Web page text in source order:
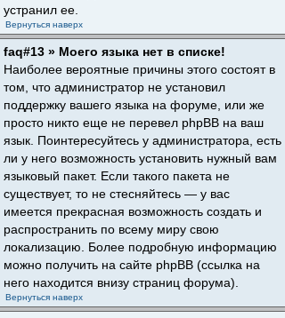
устранил ее.
Вернуться наверх
faq#13 » Моего языка нет в списке!
Наиболее вероятные причины этого состоят в
том, что администратор не установил
поддержку вашего языка на форуме, или же
просто никто еще не перевел phpBB на ваш
язык. Поинтересуйтесь у администратора, есть
ли у него возможность установить нужный вам
языковый пакет. Если такого пакета не
существует, то не стесняйтесь — у вас
имеется прекрасная возможность создать и
распространить по всему миру свою
локализацию. Более подробную информацию
можно получить на сайте phpBB (ссылка на
него находится внизу страниц форума).
Вернуться наверх